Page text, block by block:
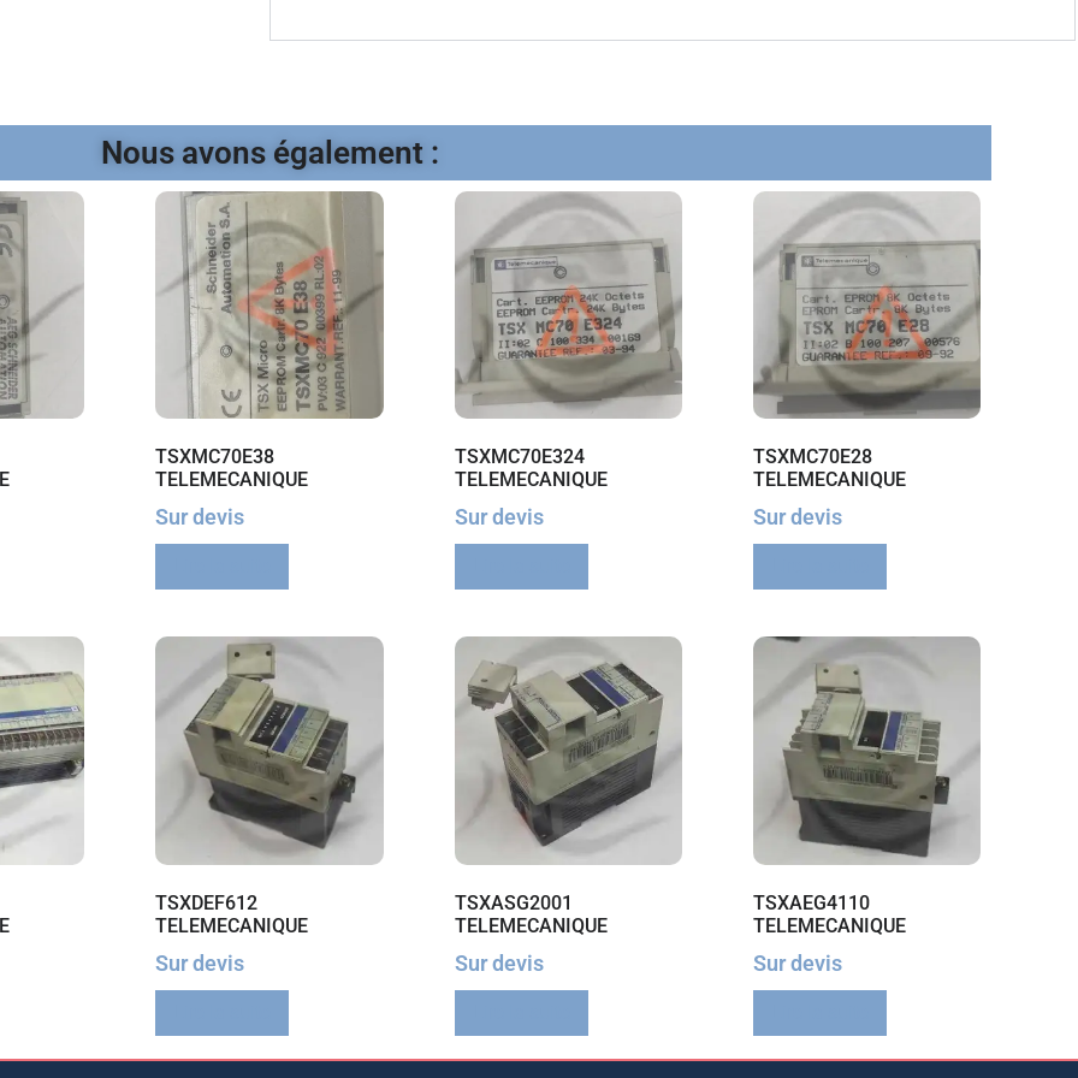
Nous avons également :
TSXMC70E38
TELEMECANIQUE
Sur devis
TSXMC70E324
TELEMECANIQUE
Sur devis
TSXMC70E28
TELEMECANIQUE
Sur devis
TSXDEF612
TELEMECANIQUE
Sur devis
TSXASG2001
TELEMECANIQUE
Sur devis
TSXAEG4110
TELEMECANIQUE
Sur devis